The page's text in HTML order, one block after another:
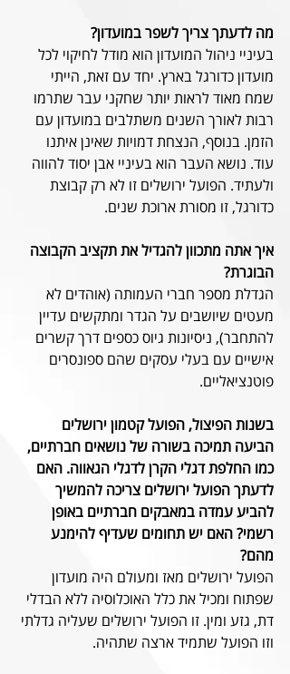
מה לדעתך צריך לשפר במועדון?
בעיניי ניהול המועדון הוא מודל לחיקוי לכל
מועדון כדורגל בארץ. יחד עם זאת, הייתי
שמח מאוד לראות יותר שחקני עבר שתרמו
רבות לאורך השנים משתלבים במועדון עם
הזמן. בנוסף, הנצחת דמויות שאינן איתנו
עוד. נושא העבר הוא בעיניי אבן יסוד להווה
ולעתיד. הפועל ירושלים זו לא רק קבוצת
כדורגל, זו מסורת ארוכת שנים.
איך אתה מתכוון להגדיל את תקציב הקבוצה
הבוגרת?
הגדלת מספר חברי העמותה (אוהדים לא
מעטים שיושבים על הגדר ומתקשים עדיין
להתחבר), ניסיונות גיוס כספים דרך קשרים
אישיים עם בעלי עסקים שהם ספונסרים
פוטנציאליים.
בשנות הפיצול, הפועל קטמון ירושלים
הביעה תמיכה בשורה של נושאים חברתיים,
כמו החלפת דגלי הקרן לדגלי הגאווה. האם
לדעתך הפועל ירושלים צריכה להמשיך
להביע עמדה במאבקים חברתיים באופן
רשמי? האם יש תחומים שעדיף להימנע
מהם?
הפועל ירושלים מאז ומעולם היה מועדון
שפתוח ומכיל את כלל האוכלוסיה ללא הבדלי
דת, גזע ומין. זו הפועל ירושלים שעליה גדלתי
וזו הפועל שתמיד ארצה שתהיה.